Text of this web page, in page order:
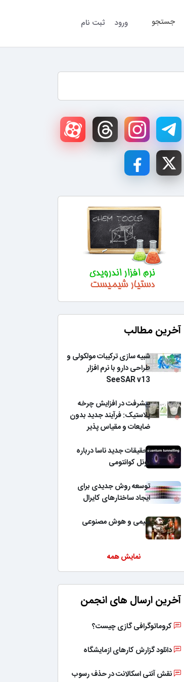
جستجو ورود ثبت نام
آخرین مطالب
شبیه سازی ترکیبات مولکولی و
طراحی دارو با نرم افزار
SeeSAR v13
پیشرفت در افزایش چرخه
پلاستیک: فرآیند جدید بدون
ضایعات و مقیاس پذیر
تحقیقات جدید ناسا درباره
تونل کوانتومی
توسعه روش جدیدی برای
ایجاد ساختارهای کایرال
شیمی و هوش مصنوعی
نمایش همه
آخرین ارسال های انجمن
کروماتوگرافی گازی چیست؟
دانلود گزارش کارهای ازمایشگاه
نقش آنتی اسکالانت در حذف رسوب